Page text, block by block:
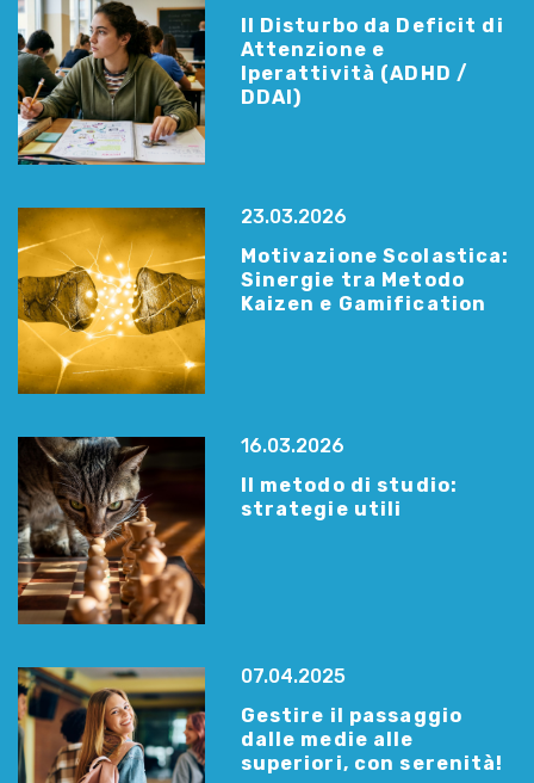
Il Disturbo da Deficit di
Attenzione e
Iperattività (ADHD /
DDAI)
23.03.2026
Motivazione Scolastica:
Sinergie tra Metodo
Kaizen e Gamification
16.03.2026
Il metodo di studio:
strategie utili
07.04.2025
Gestire il passaggio
dalle medie alle
superiori, con serenità!